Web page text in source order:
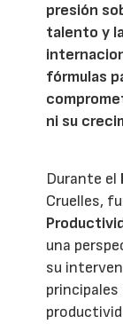
presión
talento y
fórmulas
ni su
Durante el
Cruelles,
una
su